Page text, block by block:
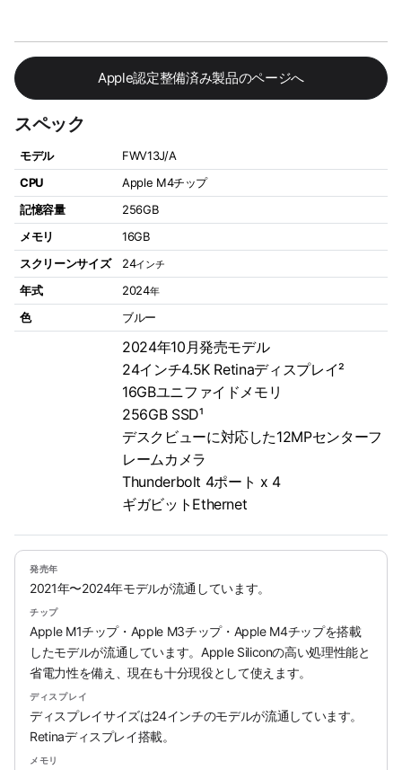
Apple認定整備済み製品のページへ
スペック
モデル
FWV13J/A
CPU
Apple M4チップ
記憶容量
256GB
メモリ
16GB
スクリーンサイズ
24インチ
年式 2024年
色 ブルー
2024年10月発売モデル
24インチ4.5K Retinaディスプレイ²
16GBユニファイドメモリ
256GB SSD¹
デスクビューに対応した12MPセンターフ
レームカメラ
Thunderbolt 4ポート x 4
ギガビットEthernet
発売年
2021年〜2024年モデルが流通しています。
チップ
Apple M1チップ・Apple M3チップ・Apple M4チップを搭載
したモデルが流通しています。Apple Siliconの高い処理性能と
省電力性を備え、現在も十分現役として使えます。
ディスプレイ
ディスプレイサイズは24インチのモデルが流通しています。
Retinaディスプレイ搭載。
メモリ